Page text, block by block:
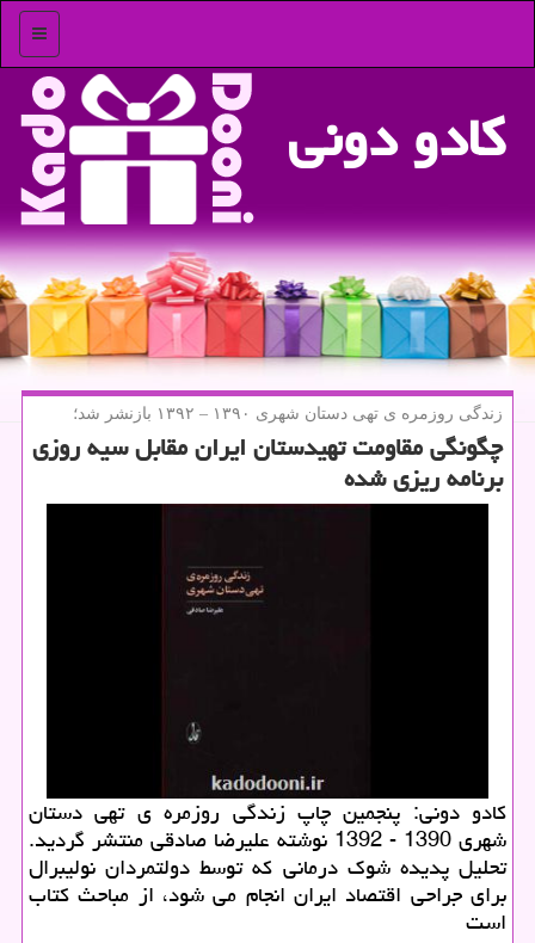
منو
كادو دونی
زندگی روزمره ی تهی دستان شهری ۱۳۹۰ – ۱۳۹۲ بازنشر شد؛
چگونگی مقاومت تهیدستان ایران مقابل سیه روزی
برنامه ریزی شده
كادو دونی: پنجمین چاپ زندگی روزمره ی تهی دستان
شهری 1390 - 1392 نوشته علیرضا صادقی منتشر گردید.
تحلیل پدیده شوك درمانی كه توسط دولتمردان نولیبرال
برای جراحی اقتصاد ایران انجام می شود، از مباحث كتاب
است